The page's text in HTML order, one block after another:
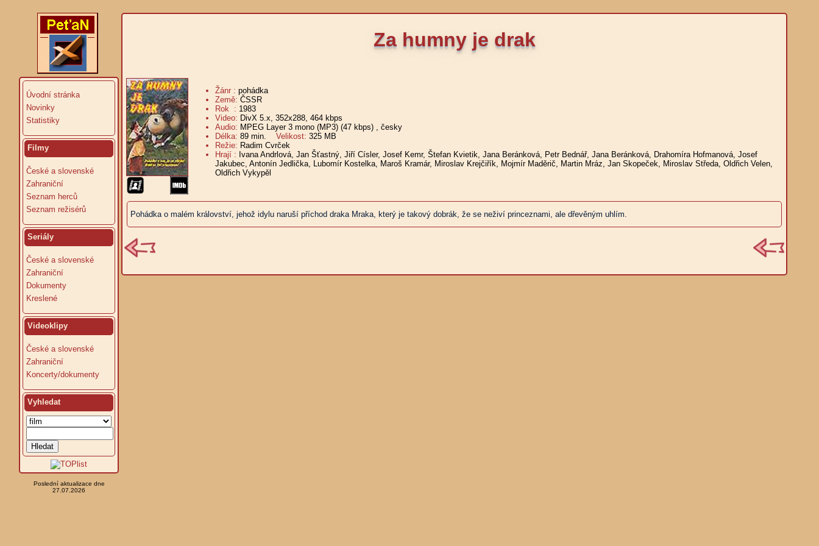
Úvodní stránka
Novinky
Statistiky
Filmy
České a slovenské
Zahraniční
Seznam herců
Seznam režisérů
Seriály
České a slovenské
Zahraniční
Dokumenty
Kreslené
Videoklipy
České a slovenské
Zahraniční
Koncerty/dokumenty
Vyhledat
Poslední aktualizace dne
27.07.2026
Za humny je drak
Žánr : pohádka
Země: ČSSR
Rok : 1983
Video: DivX 5.x, 352x288, 464 kbps
Audio: MPEG Layer 3 mono (MP3) (47 kbps) , česky
Délka: 89 min. Velikost: 325 MB
Režie: Radim Cvrček
Hrají : Ivana Andrlová, Jan Šťastný, Jiří Císler, Josef Kemr, Štefan Kvietik, Jana Beránková, Petr Bednář, Jana Beránková, Drahomíra Hofmanová, Josef
Jakubec, Antonín Jedlička, Lubomír Kostelka, Maroš Kramár, Miroslav Krejčiřík, Mojmír Maděrič, Martin Mráz, Jan Skopeček, Miroslav Středa, Oldřich Velen,
Oldřich Vykypěl
Pohádka o malém království, jehož idylu naruší příchod draka Mraka, který je takový dobrák, že se neživí princeznami, ale dřevěným uhlím.